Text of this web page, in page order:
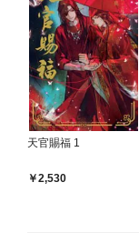
天官賜福 1
2,530